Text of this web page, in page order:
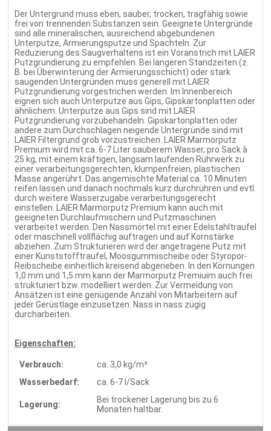
Der Untergrund muss eben, sauber, trocken, tragfähig sowie
frei von trennenden Substanzen sein. Geeignete Untergründe
sind alle mineralischen, ausreichend abgebundenen
Unterputze, Armierungsputze und Spachteln. Zur
Reduzierung des Saugverhaltens ist ein Voranstrich mit LAIER
Putzgrundierung zu empfehlen. Bei längeren Standzeiten (z.
B. bei Überwinterung der Armierungsschicht) oder stark
saugenden Untergründen muss generell mit LAIER
Putzgrundierung vorgestrichen werden. Im Innenbereich
eignen sich auch Unterputze aus Gips, Gipskartonplatten oder
ähnlichem. Unterputze aus Gips sind mit LAIER
Putzgrundierung vorzubehandeln. Gipskartonplatten oder
andere zum Durchschlagen neigende Untergründe sind mit
LAIER Filtergrund grob vorzustreichen. LAIER Marmorputz
Premium wird mit ca. 6-7 Liter sauberem Wasser, pro Sack à
25 kg, mit einem kräftigen, langsam laufenden Rührwerk zu
einer verarbeitungsgerechten, klumpenfreien, plastischen
Masse angerührt. Das angemischte Material ca. 10 Minuten
reifen lassen und danach nochmals kurz durchrühren und evtl.
durch weitere Wasserzugabe verarbeitungsgerecht
einstellen. LAIER Marmorputz Premium kann auch mit
geeigneten Durchlaufmischern und Putzmaschinen
verarbeitet werden. Den Nassmörtel mit einer Edelstahltraufel
oder maschinell vollflächig auftragen und auf Kornstärke
abziehen. Zum Strukturieren wird der angetragene Putz mit
einer Kunststofftraufel, Moosgummischeibe oder Styropor-
Reibscheibe einheitlich kreisend abgerieben. In den Körnungen
1,0 mm und 1,5 mm kann der Marmorputz Premiuim auch frei
strukturiert bzw. modelliert werden. Zur Vermeidung von
Ansätzen ist eine genügende Anzahl von Mitarbeitern auf
jeder Gerüstlage einzusetzen. Nass in nass zügig
durcharbeiten.
Eigenschaften:
Verbrauch:
ca. 3,0 kg/m²
Wasserbedarf:
ca. 6-7 l/Sack
Lagerung:
Bei trockener Lagerung bis zu 6
Monaten haltbar.